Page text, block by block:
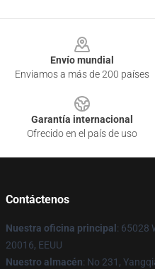
Envío mundial
Enviamos a más de 200 países
Garantía internacional
Ofrecido en el país de uso
Contáctenos
Nuestra oficina principal : 65028
20016, EEUU
Nuestro almacén: No 231,